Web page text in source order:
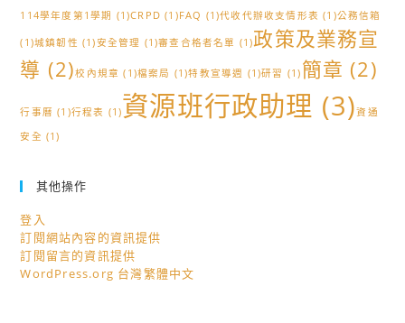
114學年度第1學期 (1)CRPD (1)FAQ (1)代收代辦收支情形表 (1)公務信箱
(1)城鎮韌性 (1)安全管理 (1)審查合格者名單 (1)政策及業務宣
導 (2)校內規章 (1)檔案局 (1)特教宣導週 (1)研習 (1) 簡章 (2)
行事曆 (1)行程表 (1)資源班行政助理 (3)資通
安全 (1)
其他操作
登入
訂閱網站內容的資訊提供
訂閱留言的資訊提供
WordPress.org 台灣繁體中文